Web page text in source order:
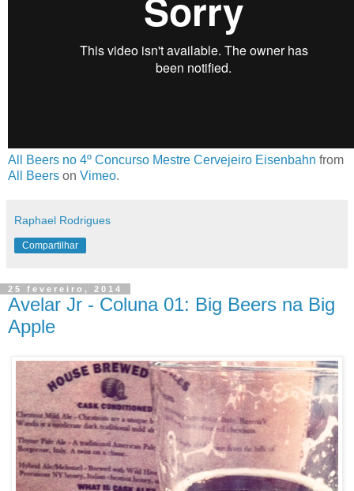
All Beers no 4º Concurso Mestre Cervejeiro Eisenbahn from
All Beers on Vimeo.
Raphael Rodrigues
Compartilhar
25 fevereiro, 2014
Avelar Jr - Coluna 01: Big Beers na Big
Apple